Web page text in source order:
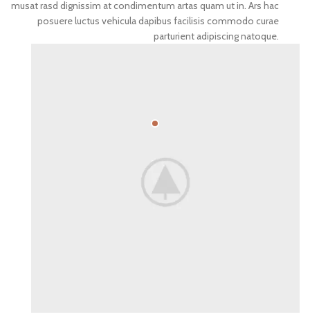
musat rasd dignissim at condimentum artas quam ut in. Ars hac
posuere luctus vehicula dapibus facilisis commodo curae
parturient adipiscing natoque.